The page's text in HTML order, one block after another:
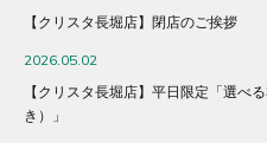
【クリスタ長堀店】閉店のご挨拶
2026.05.02
【クリスタ長堀店】平日限定「選べ
き）」